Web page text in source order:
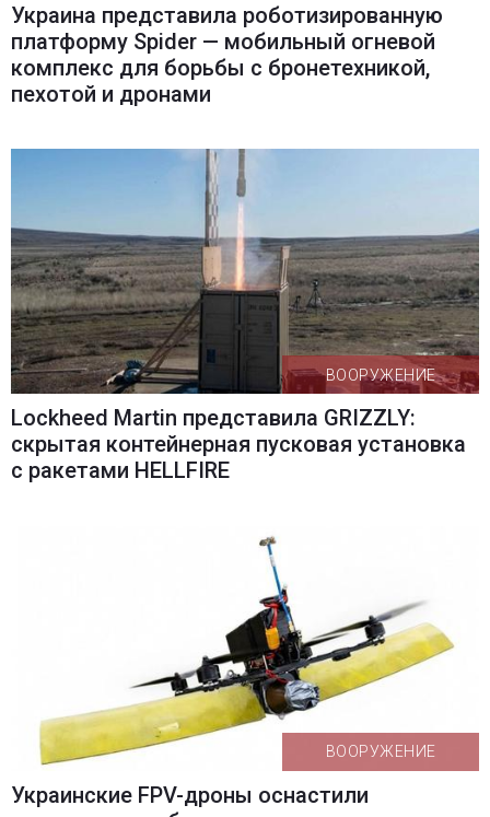
Украина представила роботизированную
платформу Spider — мобильный огневой
комплекс для борьбы с бронетехникой,
пехотой и дронами
ВООРУЖЕНИЕ
Lockheed Martin представила GRIZZLY:
скрытая контейнерная пусковая установка
с ракетами HELLFIRE
ВООРУЖЕНИЕ
Украинские FPV-дроны оснастили